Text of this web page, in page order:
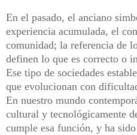
En el pasado, el anciano
experiencia acumulada, el
comunidad; la referencia de
definen lo que es correcto o
Ese tipo de sociedades
que evolucionan con
En nuestro mundo
cultural y tecnológicamente
cumple esa función, y ha